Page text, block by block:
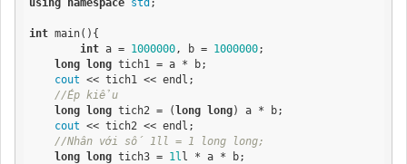
int main(){
int a = 1000000, b = 1000000;
long long tich1 = a * b;
cout << tich1 << endl;
//Ép kiểu
long long tich2 = (long long) a * b;
cout << tich2 << endl;
//Nhân với số 1ll = 1 long long;
long long tich3 = 1l l * a * b;